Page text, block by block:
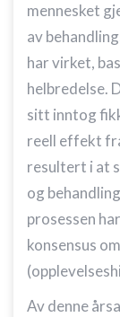
mennesket
av
har virket,
helbredelse.
sitt inntog
reell effekt
resultert i at
og
prosessen
konsensus
Av denne